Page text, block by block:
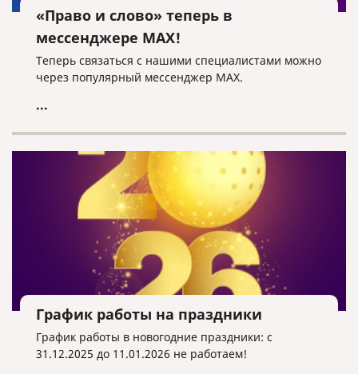
«Право и слово» теперь в
мессенджере MAX!
Теперь связаться с нашими специалистами можно
через популярный мессенджер MAX.
...
График работы на праздники
График работы в новогодние праздники: с
31.12.2025 до 11.01.2026 не работаем!